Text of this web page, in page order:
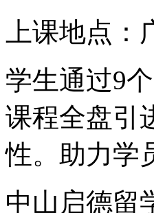
上课地点
学生通过9
课程全盘引
性。助力学
中山启德留